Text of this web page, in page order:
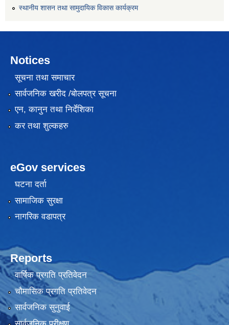
स्थानीय शासन तथा सामुदायिक विकास कार्यक्रम
Notices
सूचना तथा समाचार
सार्वजनिक खरीद /बोलपत्र सूचना
एन, कानुन तथा निर्देशिका
कर तथा शुल्कहरु
eGov services
घटना दर्ता
सामाजिक सुरक्षा
नागरिक वडापत्र
Reports
वार्षिक प्रगति प्रतिवेदन
चौमासिक प्रगति प्रतिवेदन
सार्वजनिक सुनुवाई